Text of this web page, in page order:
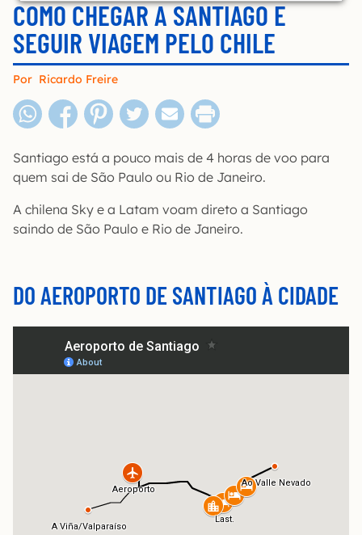
COMO CHEGAR A SANTIAGO E
SEGUIR VIAGEM PELO CHILE
Por Ricardo Freire
Santiago está a pouco mais de 4 horas de voo para
quem sai de São Paulo ou Rio de Janeiro.
A chilena Sky e a Latam voam direto a Santiago
saindo de São Paulo e Rio de Janeiro.
DO AEROPORTO DE SANTIAGO À CIDADE